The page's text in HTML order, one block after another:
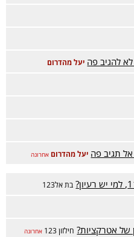
להגיב פה יעל מהדרום
תגיב פה יעל מהדרום אחרונה
בת אל123
של אטרקציות? חילזון 123 אחרונה